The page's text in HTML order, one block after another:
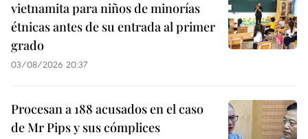
vietnamita para niños de minorías
étnicas antes de su entrada al primer
grado
03/08/2026 20:37
Procesan a 188 acusados en el caso
de Mr Pips y sus cómplices